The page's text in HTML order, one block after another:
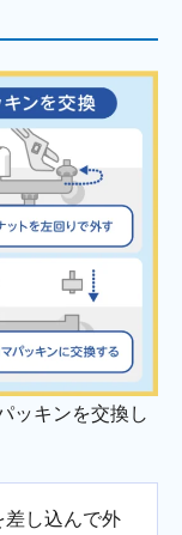
ッキンを交換し
し込んで外